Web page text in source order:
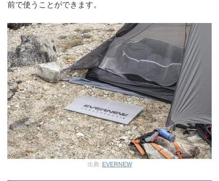
前で使うことができます。
出典: EVERNEW